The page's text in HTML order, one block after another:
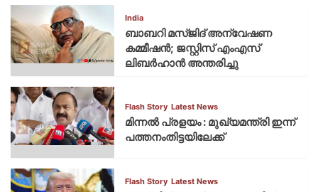
India
ബാബറി മസ്ജിദ് അന്വേഷണ
കമ്മീഷന്‍; ജസ്റ്റിസ് എംഎസ്
ലിബര്‍ഹാന്‍ അന്തരിച്ചു
Flash Story Latest News
മിന്നല്‍ പ്രളയം : മുഖ്യമന്ത്രി ഇന്ന്
പത്തനംതിട്ടയിലേക്ക്
Flash Story Latest News